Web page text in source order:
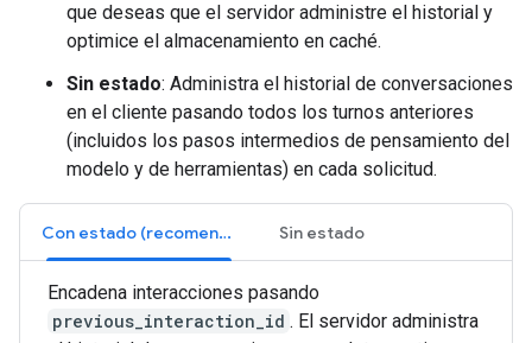
que deseas que el servidor administre el historial y
optimice el almacenamiento en caché.
Sin estado: Administra el historial de conversaciones
en el cliente pasando todos los turnos anteriores
(incluidos los pasos intermedios de pensamiento del
modelo y de herramientas) en cada solicitud.
Con estado (recomendado) Sin estado
Encadena interacciones pasando
previous_interaction_id . El servidor administra